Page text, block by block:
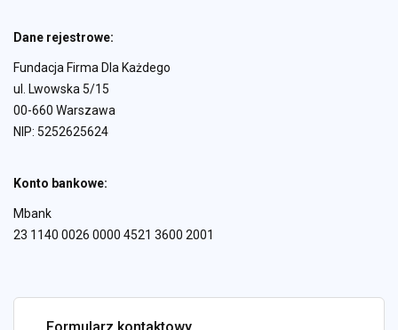
Dane rejestrowe:
Fundacja Firma Dla Każdego
ul. Lwowska 5/15
00-660 Warszawa
NIP: 5252625624
Konto bankowe:
Mbank
23 1140 0026 0000 4521 3600 2001